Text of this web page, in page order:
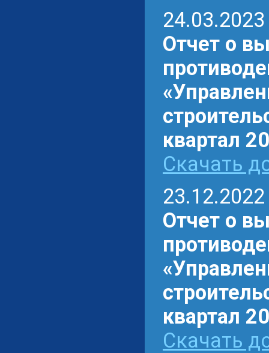
24.03.2023
Отчет о
квартал
Скачать
23.12.2022
Отчет о
квартал
Скачать